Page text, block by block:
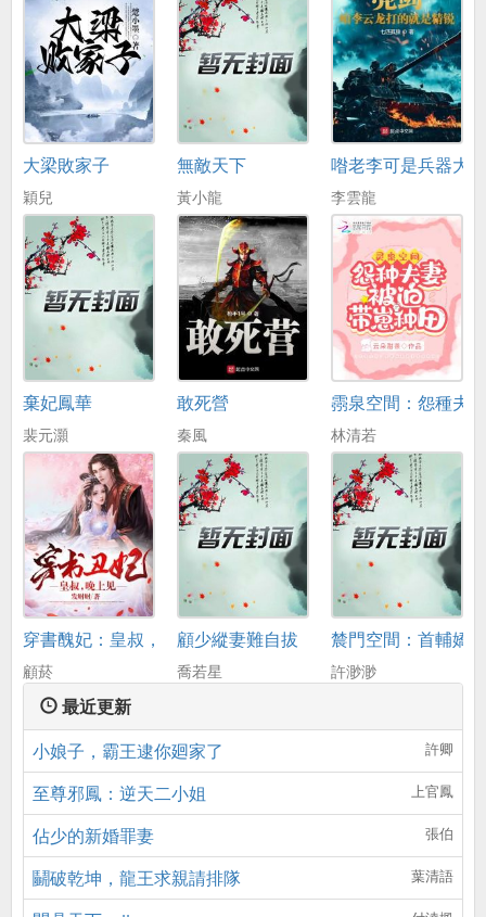
大梁敗家子
穎兒
無敵天下
黃小龍
喒老李可是兵器大
李雲龍
棄妃鳳華
裴元灝
敢死營
秦風
霛泉空間：怨種夫
林清若
穿書醜妃：皇叔，晚上見
顧菸
顧少縱妻難自拔
喬若星
辳門空間：首輔嬌
許渺渺
最近更新
小娘子，霸王逮你廻家了
許卿
至尊邪鳳：逆天二小姐 上官鳳
佔少的新婚罪妻 張伯
鬭破乾坤，龍王求親請排隊 葉清語